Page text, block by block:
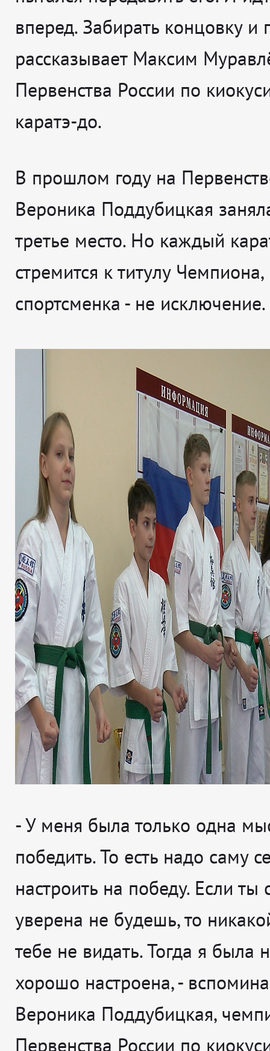
вперед. Забирать концовку и
рассказывает Максим
Первенства России по
каратэ-до.
В прошлом году на
Вероника Поддубицкая
третье место. Но каждый
стремится к титулу Чемпиона,
спортсменка - не исключение.
- У меня была только одна
победить. То есть надо саму
настроить на победу. Если ты
уверена не будешь, то
тебе не видать. Тогда я была
хорошо настроена, -
Вероника Поддубицкая,
Первенства России по